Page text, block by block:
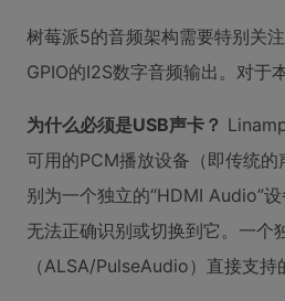
树莓派5的音频架构需要特别关
GPIO的I2S数字音频输出。对于
为什么必须是USB声卡？
可用的PCM播放设备（即传统
别为一个独立的“HDMI Audio”
无法正确识别或切换到它。一个
（ALSA/PulseAudio）直接支